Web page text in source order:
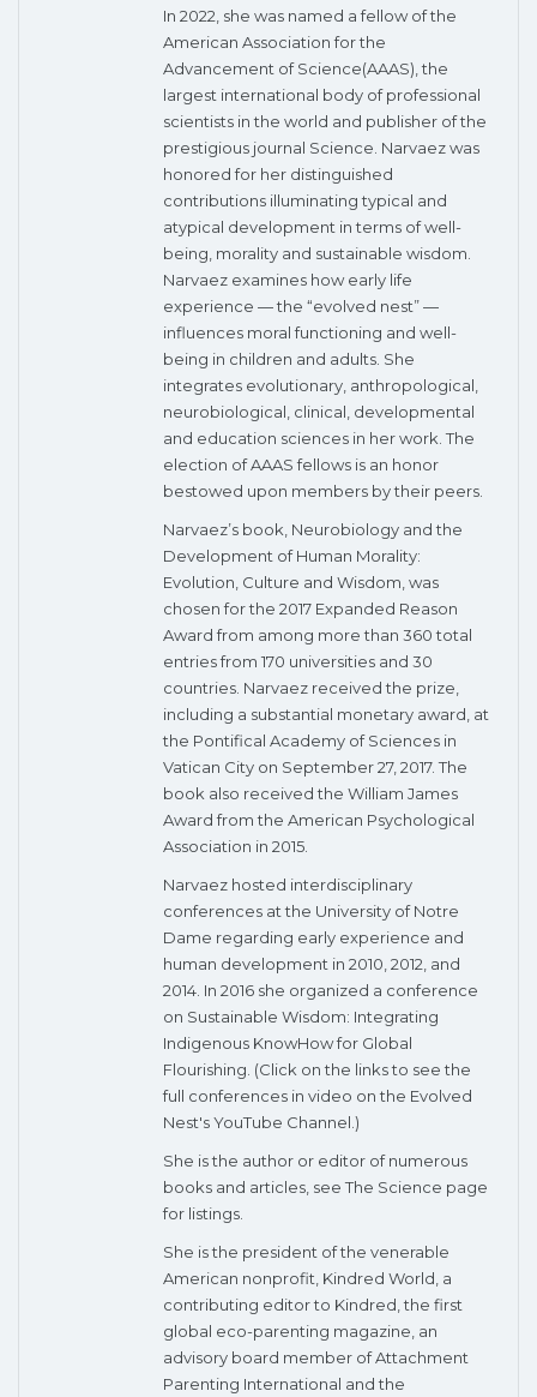
In 2022, she was named a fellow of the
American Association for the
Advancement of Science(AAAS), the
largest international body of professional
scientists in the world and publisher of the
prestigious journal Science. Narvaez was
honored for her distinguished
contributions illuminating typical and
atypical development in terms of well-
being, morality and sustainable wisdom.
Narvaez examines how early life
experience — the “evolved nest” —
influences moral functioning and well-
being in children and adults. She
integrates evolutionary, anthropological,
neurobiological, clinical, developmental
and education sciences in her work. The
election of AAAS fellows is an honor
bestowed upon members by their peers.
Narvaez’s book, Neurobiology and the
Development of Human Morality:
Evolution, Culture and Wisdom, was
chosen for the 2017 Expanded Reason
Award from among more than 360 total
entries from 170 universities and 30
countries. Narvaez received the prize,
including a substantial monetary award, at
the Pontifical Academy of Sciences in
Vatican City on September 27, 2017. The
book also received the William James
Award from the American Psychological
Association in 2015.
Narvaez hosted interdisciplinary
conferences at the University of Notre
Dame regarding early experience and
human development in 2010, 2012, and
2014. In 2016 she organized a conference
on Sustainable Wisdom: Integrating
Indigenous KnowHow for Global
Flourishing. (Click on the links to see the
full conferences in video on the Evolved
Nest's YouTube Channel.)
She is the author or editor of numerous
books and articles, see The Science page
for listings.
She is the president of the venerable
American nonprofit, Kindred World, a
contributing editor to Kindred, the first
global eco-parenting magazine, an
advisory board member of Attachment
Parenting International and the